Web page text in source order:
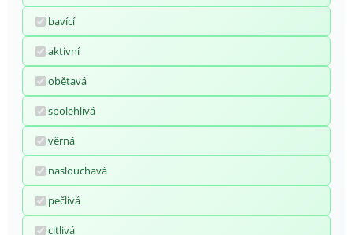
bavící
aktivní
obětavá
spolehlivá
věrná
naslouchavá
pečlivá
citlivá